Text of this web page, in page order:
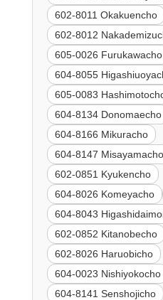
602-8011 Okakuencho
602-8012
605-0026 Furukawacho
604-8055
605-0083
604-8134 Donomaecho
604-8166 Mikuracho
604-8147 Misayamacho
602-0851 Kyukencho
604-8026 Komeyacho
604-8043
602-0852 Kitanobecho
602-8026 Haruobicho
604-0023 Nishiyokocho
604-8141 Senshojicho